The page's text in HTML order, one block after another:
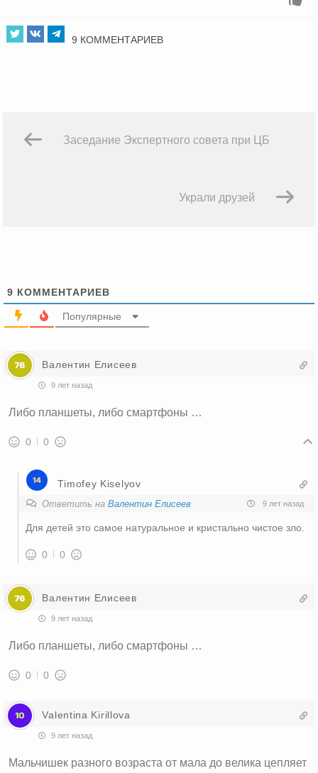
9 КОММЕНТАРИЕВ
Заседание Экспертного совета при ЦБ
Украли друзей
9 КОММЕНТАРИЕВ
Популярные
Валентин Елисеев
9 лет назад
Либо планшеты, либо смартфоны …
0 0
Timofey Kiselyov
Ответить на Валентин Елисеев 9 лет назад
Для детей это самое натуральное и кристально чистое зло.
0 0
Валентин Елисеев
9 лет назад
Либо планшеты, либо смартфоны …
0 0
Valentina Kirillova
9 лет назад
Мальчишек разного возраста от мала до велика цепляет